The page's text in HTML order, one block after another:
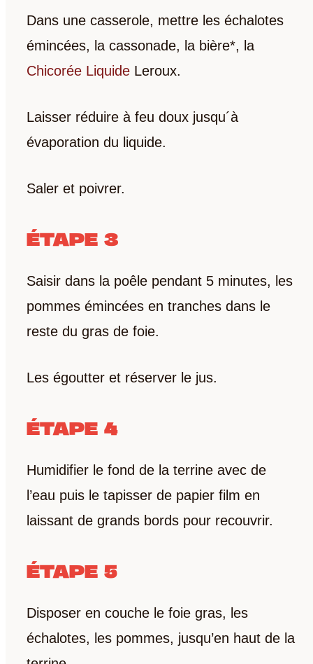
Dans une casserole, mettre les échalotes
émincées, la cassonade, la bière*, la
Chicorée Liquide Leroux.
Laisser réduire à feu doux jusqu´à
évaporation du liquide.
Saler et poivrer.
ÉTAPE 3
Saisir dans la poêle pendant 5 minutes, les
pommes émincées en tranches dans le
reste du gras de foie.
Les égoutter et réserver le jus.
ÉTAPE 4
Humidifier le fond de la terrine avec de
l’eau puis le tapisser de papier film en
laissant de grands bords pour recouvrir.
ÉTAPE 5
Disposer en couche le foie gras, les
échalotes, les pommes, jusqu’en haut de la
RECEVEZ LA FICHE
TECHNIQUE DU